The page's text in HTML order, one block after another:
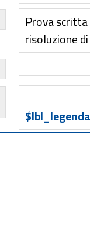
Prova
risoluzione